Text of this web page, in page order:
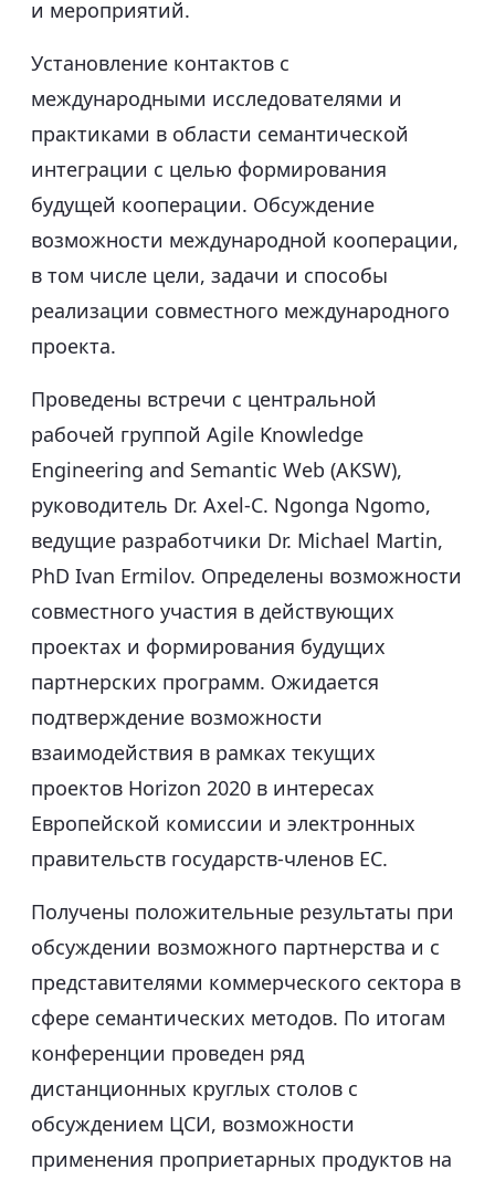
и мероприятий.
Установление контактов с
международными исследователями и
практиками в области семантической
интеграции с целью формирования
будущей кооперации. Обсуждение
возможности международной кооперации,
в том числе цели, задачи и способы
реализации совместного международного
проекта.
Проведены встречи с центральной
рабочей группой Agile Knowledge
Engineering and Semantic Web (AKSW),
руководитель Dr. Axel-C. Ngonga Ngomo,
ведущие разработчики Dr. Michael Martin,
PhD Ivan Ermilov. Определены возможности
совместного участия в действующих
проектах и формирования будущих
партнерских программ. Ожидается
подтверждение возможности
взаимодействия в рамках текущих
проектов Horizon 2020 в интересах
Европейской комиссии и электронных
правительств государств-членов ЕС.
Получены положительные результаты при
обсуждении возможного партнерства и с
представителями коммерческого сектора в
сфере семантических методов. По итогам
конференции проведен ряд
дистанционных круглых столов с
обсуждением ЦСИ, возможности
применения проприетарных продуктов на